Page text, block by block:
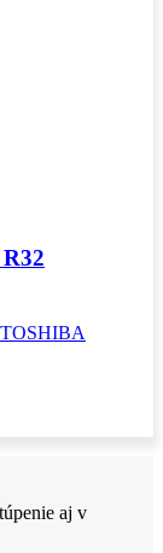
TOSHIBA
aj v